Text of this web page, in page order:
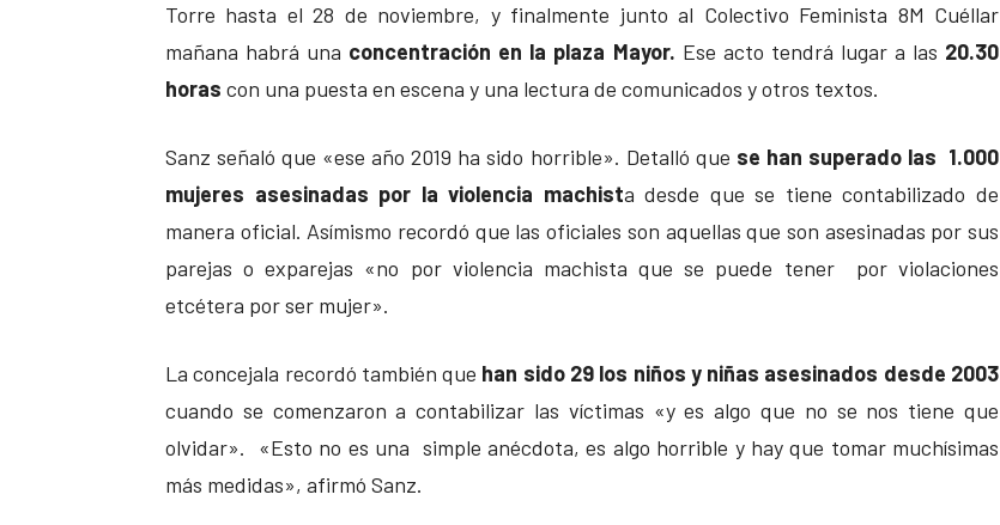
Torre hasta el 28 de noviembre, y finalmente junto al Colectivo Feminista 8M Cuéllar
mañana habrá una concentración en la plaza Mayor. Ese acto tendrá lugar a las 20.30
horas con una puesta en escena y una lectura de comunicados y otros textos.
Sanz señaló que «ese año 2019 ha sido horrible». Detalló que se han superado las 1.000
mujeres asesinadas por la violencia machista desde que se tiene contabilizado de
manera oficial. Asímismo recordó que las oficiales son aquellas que son asesinadas por sus
parejas o exparejas «no por violencia machista que se puede tener por violaciones
etcétera por ser mujer».
La concejala recordó también que han sido 29 los niños y niñas asesinados desde 2003
cuando se comenzaron a contabilizar las víctimas «y es algo que no se nos tiene que
olvidar». «Esto no es una simple anécdota, es algo horrible y hay que tomar muchísimas
más medidas», afirmó Sanz.